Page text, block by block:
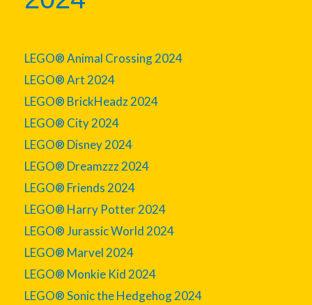
LEGO® Animal Crossing 2024
LEGO® Art 2024
LEGO® BrickHeadz 2024
LEGO® City 2024
LEGO® Disney 2024
LEGO® Dreamzzz 2024
LEGO® Friends 2024
LEGO® Harry Potter 2024
LEGO® Jurassic World 2024
LEGO® Marvel 2024
LEGO® Monkie Kid 2024
LEGO® Sonic the Hedgehog 2024